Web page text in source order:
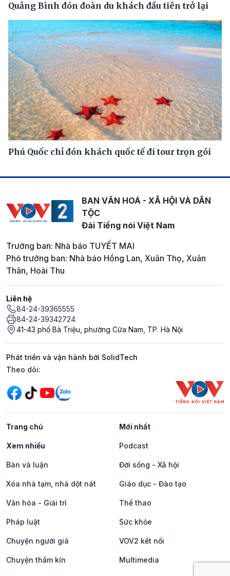
Quảng Bình đón đoàn du khách đầu tiên trở lại
Phú Quốc chỉ đón khách quốc tế đi tour trọn gói
BAN VĂN HOÁ - XÃ HỘI VÀ DÂN
TỘC
Đài Tiếng nói Việt Nam
Trưởng ban: Nhà báo TUYẾT MAI
Phó trưởng ban: Nhà báo Hồng Lan, Xuân Thọ, Xuân
Thân, Hoài Thu
Liên hệ
84-24-39365555
84-24-39342724
41-43 phố Bà Triệu, phường Cửa Nam, TP. Hà Nội
Phát triển và vận hành bởi SolidTech
Mạng xã hội
Theo dõi:
Trang chủ Mới nhất
Xem nhiều Podcast
Bàn và luận Đời sống - Xã hội
Xóa nhà tạm, nhà dột nát Giáo dục - Đào tạo
Văn hóa - Giải trí Thể thao
Pháp luật Sức khỏe
Chuyện người già VOV2 kết nối
Chuyện thầm kín Multimedia